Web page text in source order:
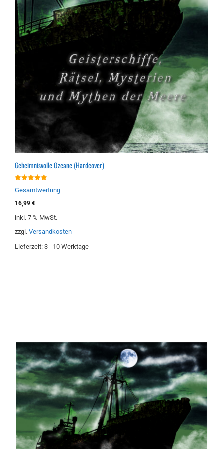
Geheimnisvolle Ozeane (Hardcover)
von 5
Gesamtwertung
16,99 €
inkl. 7 % MwSt.
zzgl. Versandkosten
Lieferzeit: 3 - 10 Werktage